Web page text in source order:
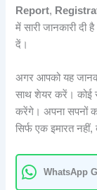
Report,
में सारी जानकारी
दें।
अगर आपको यह
साथ शेयर करें। कोई
करेंगे। अपना सपनों
सिर्फ एक इमारत
WhatsApp